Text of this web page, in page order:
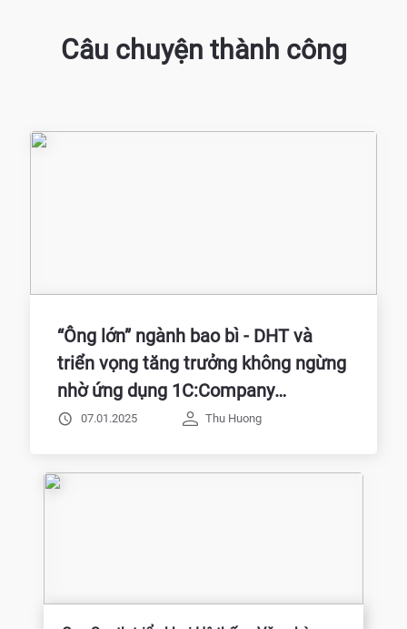
Câu chuyện thành công
“Ông lớn” ngành bao bì - DHT và
triển vọng tăng trưởng không ngừng
nhờ ứng dụng 1C:Company
Management
07.01.2025 Thu Huong